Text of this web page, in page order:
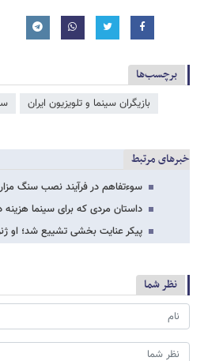
برچسب‌ها
بازیگران سینما و تلویزیون ایران
خبرهای مرتبط
سوءتفاهم در فرآیند نصب سنگ
داستان مردی که برای سینما
پیکر عنایت بخشی تشییع شد؛ او
نظر شما